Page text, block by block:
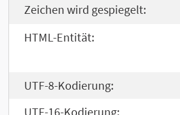
Zeichen wird gespiegelt:
HTML-Entität:
UTF-8-Kodierung:
UTF-16-Kodierung: